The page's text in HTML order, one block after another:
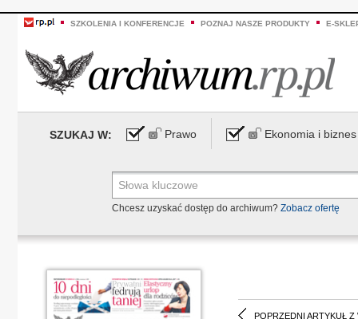
SZKOLENIA I KONFERENCJE POZNAJ NASZE PRODUKTY E-
SZUKAJ W: Prawo Ekonomia i biznes
Chcesz uzyskać dostęp do archiwum? Zobacz ofertę
POPRZEDNI ARTYKUŁ Z